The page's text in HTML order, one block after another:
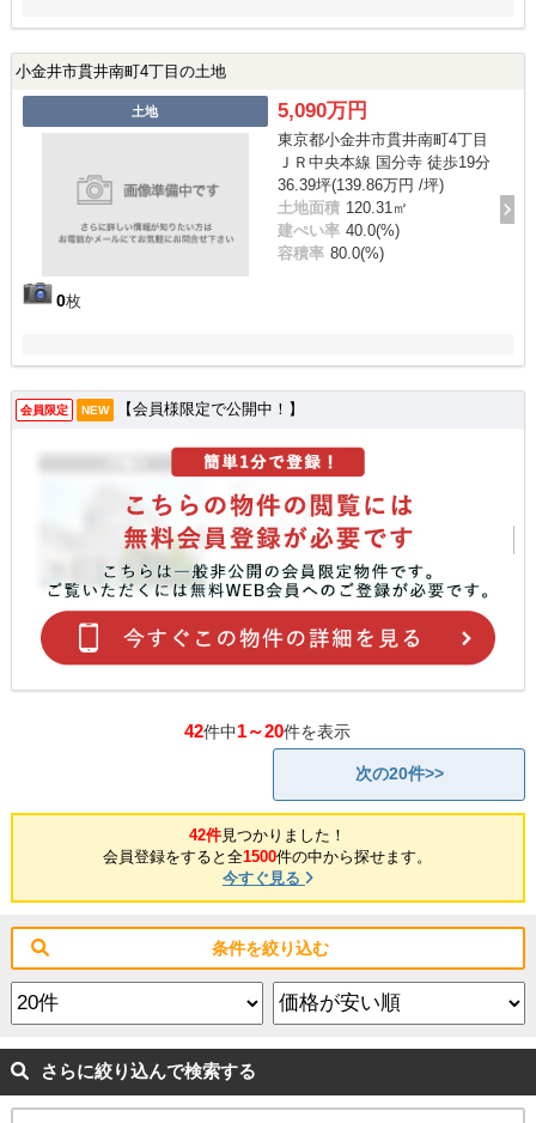
小金井市貫井南町4丁目の土地
土地
0枚
5,090万円
東京都小金井市貫井南町4丁目
ＪＲ中央本線 国分寺 徒歩19分
36.39坪(139.86万円 /坪)
土地面積 120.31㎡
建ぺい率 40.0(%)
容積率 80.0(%)
会員限定 NEW 【会員様限定で公開中！】
42件中1～20件を表示
次の20件>>
42件見つかりました！
会員登録をすると全1500件の中から探せます。
今すぐ見る
条件を絞り込む
さらに絞り込んで検索する